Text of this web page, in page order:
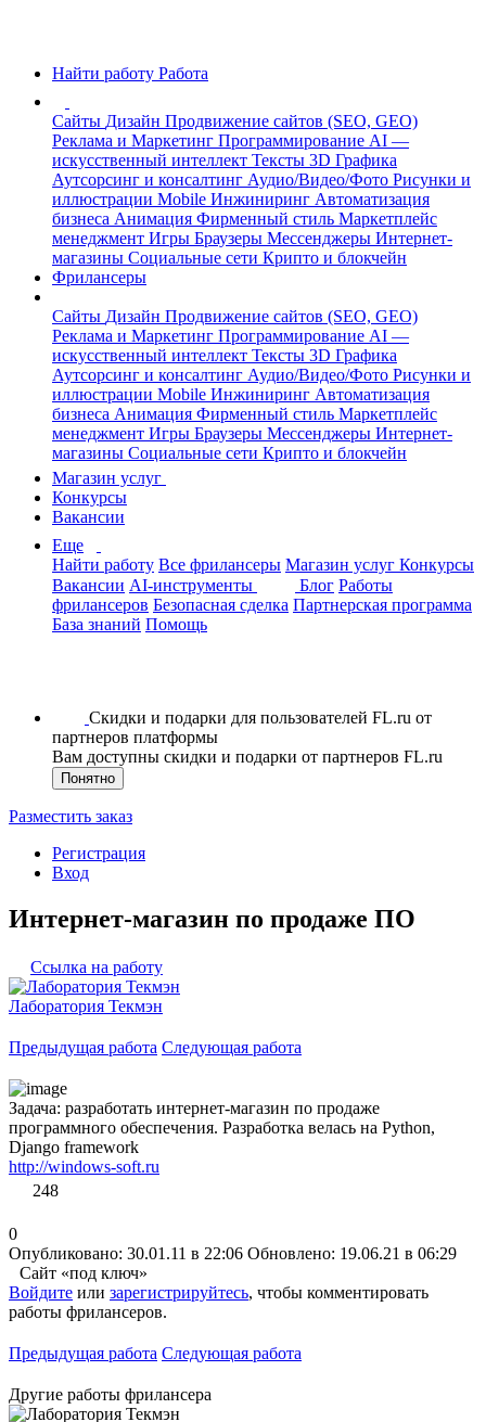
Найти работу Работа
Сайты Дизайн Продвижение сайтов (SEO, GEO)
Реклама и Маркетинг Программирование AI —
искусственный интеллект Тексты 3D Графика
Аутсорсинг и консалтинг Аудио/Видео/Фото Рисунки и
иллюстрации Mobile Инжиниринг Автоматизация
бизнеса Анимация Фирменный стиль Маркетплейс
менеджмент Игры Браузеры Мессенджеры Интернет-
магазины Социальные сети Крипто и блокчейн
Фрилансеры
Сайты Дизайн Продвижение сайтов (SEO, GEO)
Реклама и Маркетинг Программирование AI —
искусственный интеллект Тексты 3D Графика
Аутсорсинг и консалтинг Аудио/Видео/Фото Рисунки и
иллюстрации Mobile Инжиниринг Автоматизация
бизнеса Анимация Фирменный стиль Маркетплейс
менеджмент Игры Браузеры Мессенджеры Интернет-
магазины Социальные сети Крипто и блокчейн
Магазин услуг
Конкурсы
Вакансии
Еще
Найти работу Все фрилансеры Магазин услуг Конкурсы
Вакансии AI-инструменты Блог Работы
фрилансеров Безопасная сделка Партнерская программа
База знаний Помощь
Скидки и подарки для пользователей FL.ru от
партнеров платформы
Вам доступны скидки и подарки от партнеров FL.ru
Понятно
Разместить заказ
Регистрация
Вход
Интернет-магазин по продаже ПО
Ссылка на работу
Лаборатория Текмэн
Предыдущая работа Следующая работа
Задача: разработать интернет-магазин по продаже
программного обеспечения. Разработка велась на Python,
Django framework
http://windows-soft.ru
248
0
Опубликовано: 30.01.11 в 22:06 Обновлено: 19.06.21 в 06:29
Сайт «под ключ»
Войдите или зарегистрируйтесь, чтобы комментировать
работы фрилансеров.
Предыдущая работа Следующая работа
Другие работы фрилансера